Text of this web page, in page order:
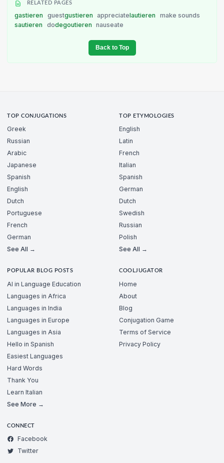
RELATED PAGES
gastieren guestgustieren appreciatelautieren
make sounds
sautieren
dodegoutieren nauseate
Back to Top
TOP CONJUGATIONS
Greek
Russian
Arabic
Japanese
Spanish
English
Dutch
Portuguese
French
German
See All →
TOP ETYMOLOGIES
English
Latin
French
Italian
Spanish
German
Dutch
Swedish
Russian
Polish
See All →
POPULAR BLOG POSTS
AI in Language Education
Languages in Africa
Languages in India
Languages in Europe
Languages in Asia
Hello in Spanish
Easiest Languages
Hard Words
Thank You
Learn Italian
See More →
COOLJUGATOR
Home
About
Blog
Conjugation Game
Terms of Service
Privacy Policy
CONNECT
Facebook
Twitter